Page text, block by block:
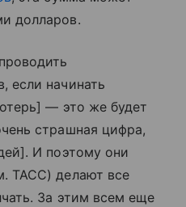
долларов.
если начинать
— это же будет
страшная цифра,
И поэтому они
ТАСС) делают все
За этим всем еще